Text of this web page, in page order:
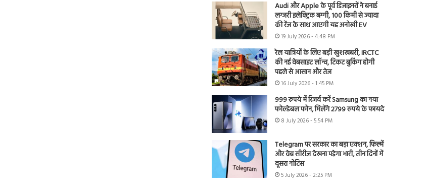
Audi और Apple के पूर्व डिजाइनरों ने बनाई
लग्जरी इलेक्ट्रिक बग्गी, 100 किमी से ज्यादा
की रेंज के साथ आएगी यह अनोखी EV
19 July 2026 - 4:48 PM
रेल यात्रियों के लिए बड़ी खुशखबरी, IRCTC
की नई वेबसाइट लॉन्च, टिकट बुकिंग होगी
पहले से आसान और तेज
16 July 2026 - 1:45 PM
999 रुपये में रिजर्व करें Samsung का नया
फोल्डेबल फोन, मिलेंगे 2799 रुपये के फायदे
8 July 2026 - 5:54 PM
Telegram पर सरकार का बड़ा एक्शन, फिल्में
और वेब सीरीज देखना पड़ेगा भारी, तीन दिनों में
दूसरा नोटिस
5 July 2026 - 2:25 PM